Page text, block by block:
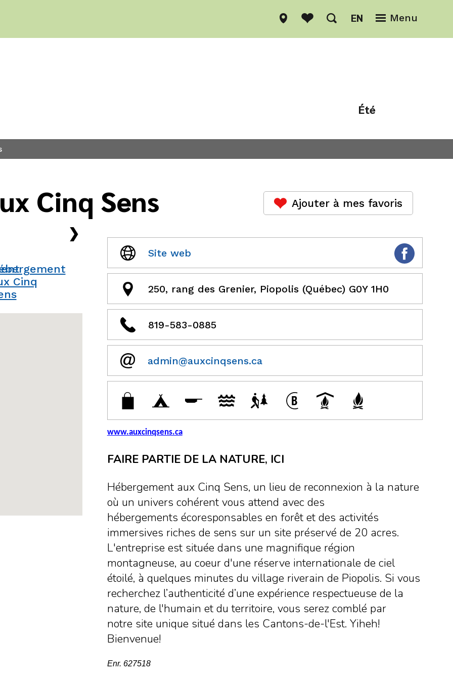
Menu
EN
Été
Cinq Sens Ajouter à mes favoris
›
Site web
250, rang des Grenier, Piopolis (Québec) G0Y 1H0
819-583-0885
admin@auxcinqsens.ca
www.auxcinqsens.ca
FAIRE PARTIE DE LA NATURE, ICI
Hébergement aux Cinq Sens, un lieu de reconnexion à la nature
où un univers cohérent vous attend avec des
hébergements écoresponsables en forêt et des activités
immersives riches de sens sur un site préservé de 20 acres.
L'entreprise est située dans une magnifique région
montagneuse, au coeur d'une réserve internationale de ciel
étoilé, à quelques minutes du village riverain de Piopolis. Si vous
recherchez l’authenticité d’une expérience respectueuse de la
nature, de l'humain et du territoire, vous serez comblé par
notre site unique situé dans les Cantons-de-l'Est. Yiheh!
Bienvenue!
Enr. 627518